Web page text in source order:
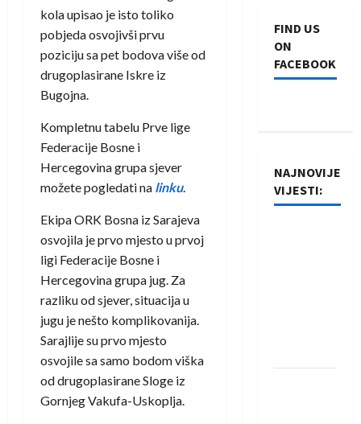
kola upisao je isto toliko
pobjeda osvojivši prvu
poziciju sa pet bodova više od
drugoplasirane Iskre iz
Bugojna.
Kompletnu tabelu Prve lige
Federacije Bosne i
Hercegovina grupa sjever
možete pogledati na linku.
Ekipa ORK Bosna iz Sarajeva
osvojila je prvo mjesto u prvoj
ligi Federacije Bosne i
Hercegovina grupa jug. Za
razliku od sjever, situacija u
jugu je nešto komplikovanija.
Sarajlije su prvo mjesto
osvojile sa samo bodom viška
od drugoplasirane Sloge iz
Gornjeg Vakufa-Uskoplja.
FIND US
ON
FACEBOOK
NAJNOVIJE
VIJESTI: